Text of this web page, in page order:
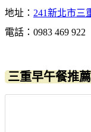
地址： 241新北市三
電話：0983 469 922
三重早午餐推